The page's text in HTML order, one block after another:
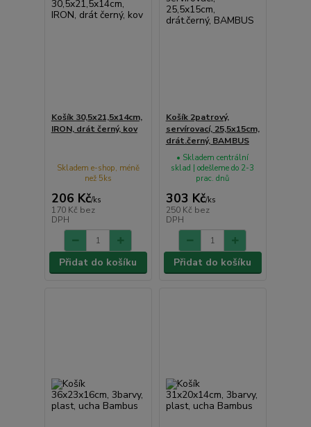
Košík 30,5x21,5x14cm,
IRON, drát černý, kov
206 Kč/ks
170 Kč bez
DPH
Skladem e-shop, méně
než 5ks
Přidat do košíku
Košík 2patrový,
servírovací, 25,5x15cm,
drát.černý, BAMBUS
303 Kč/ks
250 Kč bez
DPH
• Skladem centrální
sklad | odešleme do 2-3
prac. dnů
Přidat do košíku